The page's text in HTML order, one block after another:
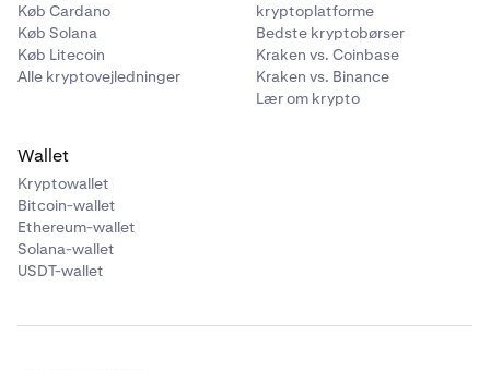
Act I: The AI Prophecy
ACT
Acurast
ACU
Ethereum (ERC-20)
Køb Cardano
Køb Solana
Køb Litecoin
Alle kryptovejledninger
kryptoplatforme
Bedste kryptobørser
Kraken vs. Coinbase
Kraken vs. Binance
Lær om krypto
Wallet
Kryptowallet
Bitcoin-wallet
Ethereum-wallet
Solana-wallet
USDT-wallet